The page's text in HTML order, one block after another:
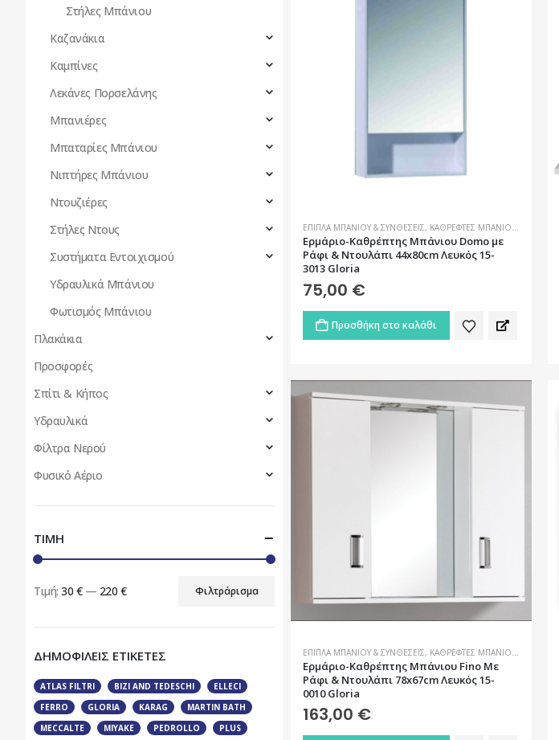
ΈΠΙΠΛΑ ΜΠΆΝΙΟΥ & ΣΥΝΘΈΣΕΙΣ, ΚΑΘΡΈΦΤΕΣ ΜΠΆΝΙΟΥ ,
Ερμάριο-Καθρέπτης Μπάνιου Domo με
Ράφι & Ντουλάπι 44x80cm Λευκός 15-
3013 Gloria
75,00 €
Προσθήκη στο καλάθι
ΈΠΙΠΛΑ ΜΠΆΝΙΟΥ & ΣΥΝΘΈΣΕΙΣ, ΚΑΘΡΈΦΤΕΣ ΜΠΆΝΙΟΥ
Ερμάριο-Καθρέπτης Μπάνιου Fino Με
Ράφι & Ντουλάπι 78x67cm Λευκός 15-
0010 Gloria
163,00 €
Στήλες Μπάνιου
Καζανάκια
Καμπίνες
Λεκάνες Πορσελάνης
Μπανιέρες
Μπαταρίες Μπάνιου
Νιπτήρες Μπάνιου
Ντουζιέρες
Στήλες Ντους
Συστήματα Εντοιχισμού
Υδραυλικά Μπάνιου
Φωτισμός Μπάνιου
Πλακάκια
Προσφορές
Σπίτι & Κήπος
Υδραυλικά
Φίλτρα Νερού
Φυσικό Αέριο
ΤΙΜΗ
Ελάχιστη
τιμή
Μέγιστη
τιμή
Φιλτράρισμα
Τιμή:30 €— 220 €
ΔΗΜΟΦΙΛΕΙΣ ΕΤΙΚΕΤΕΣ
ATLAS FILTRI BIZI AND TEDESCHI
ELLECI
FERRO
GLORIA KARAG
MARTIN BATH
MECCALTE
MIYAKE PEDROLLO
PLUS